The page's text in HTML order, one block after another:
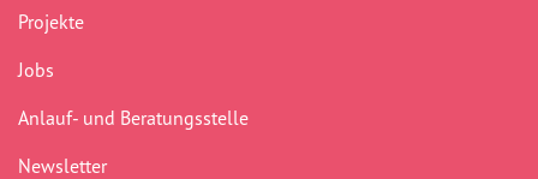
Projekte
Jobs
Anlauf- und Beratungsstelle
Newsletter